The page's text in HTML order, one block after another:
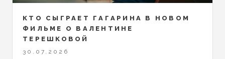
КТО СЫГРАЕТ ГАГАРИНА В НОВОМ
ФИЛЬМЕ О ВАЛЕНТИНЕ
ТЕРЕШКОВОЙ
30.07.2026